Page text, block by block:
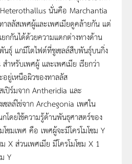
Heterothallus นั่นคือ Marchantia
ลลัสเพศผู้และเพศเมียดูคล้ายกัน แต่
กกันได้ด้วยความแตกต่างทางด้าน
พันธุ์ แกมีโตไฟต์ที่ชูเซลล์สืบพันธุ์บนกิ่ง
ำหรับเพศผู้ และเพศเมีย เรียกว่า
ยู่เหนือผิวของทาลลัส
ปิร์มจาก Antheridia และ
ลล์ไข่จาก Archegonia เพศใน
โดยใช้ความรู้ด้านพันธุศาสตร์ของ
โซมเพศ คือ เพศผู้จะมีโครโมโซม Y
X ส่วนเพศเมีย มีโครโมโซม X 1
Y